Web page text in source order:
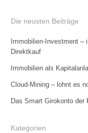
Die neusten Beiträge
Immobilien-Investment –
Direktkauf
Immobilien als
Cloud-Mining – lohnt es
Das Smart Girokonto der
Kategorien